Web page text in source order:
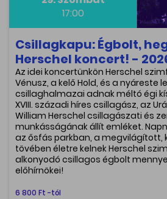
17:00
Csillagkapu: Égbolt,
Herschel koncert! -
Az idei koncertünkön Herschel
Vénusz, a kelő Hold, és a nyáreste
csillaghalmazai adnak méltó égi
XVIII. századi híres csillagász, az
William Herschel csillagászati és
munkásságának állít emléket.
az ősfás parkban, a megvilágított,
tövében életre kelnek Herschel
alkonyodó csillagos égbolt
előhírnökei!
6 800 Ft -tól